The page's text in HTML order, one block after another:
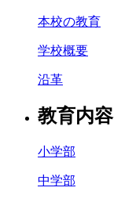
本校の教育
学校概要
沿革
教育内容
小学部
中学部